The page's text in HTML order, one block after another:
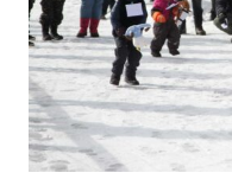
VALITUSLUPAA
HAETTU
KORKEIMMASTA
HALLINTO-
OIKEUDESTA